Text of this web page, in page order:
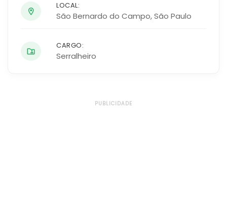
LOCAL:
São Bernardo do Campo,São Paulo
CARGO:
Serralheiro
PUBLICIDADE